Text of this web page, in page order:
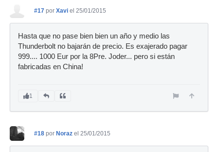
#17 por Xavi el 25/01/2015
Hasta que no pase bien bien un año y medio las
Thunderbolt no bajarán de precio. Es exajerado pagar
999.... 1000 Eur por la 8Pre. Joder... pero si están
fabricadas en China!
1
#18 por Noraz el 25/01/2015